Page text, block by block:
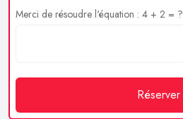
Merci de résoudre l'équation : 4 + 2 = ?
Réserver